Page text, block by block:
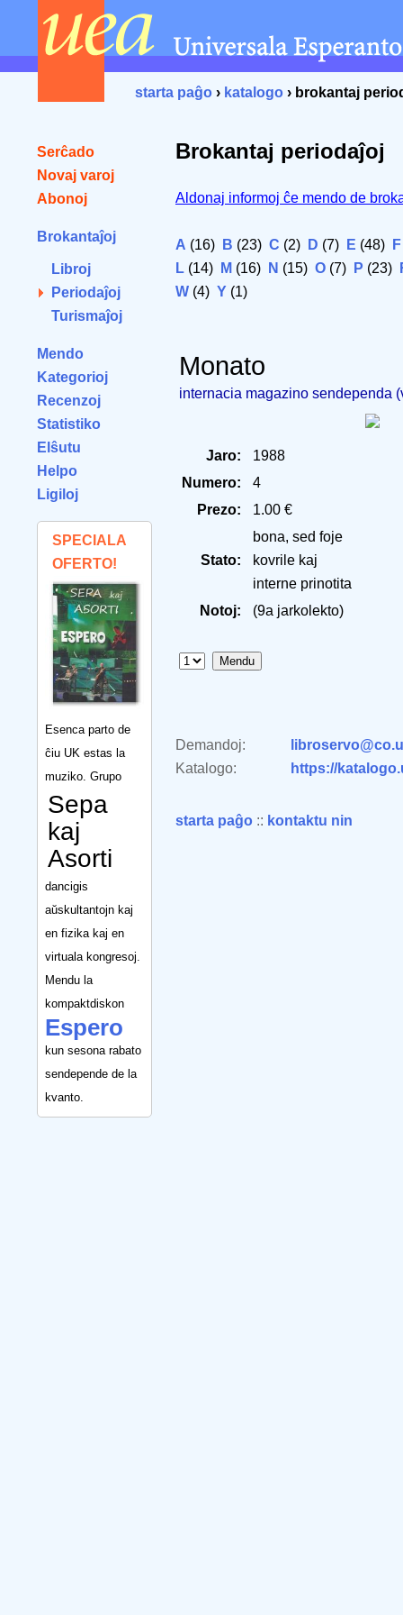
starta paĝo › katalogo › brokantaj
Serĉado
Novaj varoj
Abonoj
Brokantaĵoj
Libroj
Periodaĵoj
Turismaĵoj
Mendo
Kategorioj
Recenzoj
Statistiko
Elŝutu
Helpo
Ligiloj
SPECIALA
OFERTO!
Esenca parto de
ĉiu UK estas la
muziko. Grupo
Sepa
kaj
Asorti
dancigis
aŭskultantojn kaj
en fizika kaj en
virtuala kongresoj.
Mendu la
kompaktdiskon
Espero
kun sesona rabato
sendepende de la
kvanto.
Brokantaj periodaĵoj
Aldonaj informoj ĉe mendo de
A (16) B (23) C (2) D (7) E (48) F
L (14) M (16) N (15) O (7) P (23)
W (4) Y (1)
Monato
internacia magazino sendependa
Jaro:
1988
Numero:
4
Prezo:
1.00 €
Stato:
bona, sed foje
kovrile kaj
interne prinotita
Notoj:
(9a jarkolekto)
Demandoj:
Katalogo:
https://
starta paĝo :: kontaktu nin